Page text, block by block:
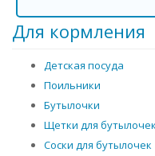
Для кормления
Детская посуда
Поильники
Бутылочки
Щетки для бутылочек
Соски для бутылочек